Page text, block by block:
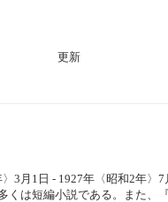
更新
3月1日 - 1927年〈昭和2年
は短編小説である。また、